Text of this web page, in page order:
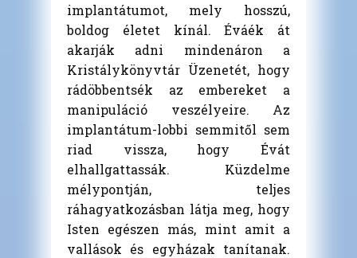
implantátumot, mely hosszú,
boldog életet kínál. Éváék át
akarják adni mindenáron a
Kristálykönyvtár Üzenetét, hogy
rádöbbentsék az embereket a
manipuláció veszélyeire. Az
implantátum-lobbi semmitől sem
riad vissza, hogy Évát
elhallgattassák. Küzdelme
mélypontján, teljes
ráhagyatkozásban látja meg, hogy
Isten egészen más, mint amit a
vallások és egyházak tanítanak.